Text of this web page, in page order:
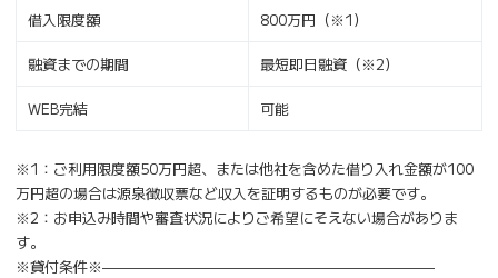
借入限度額 800万円（※1）
融資までの期間 最短即日融資（※2）
WEB完結 可能
※1：ご利用限度額50万円超、または他社を含めた借り入れ金額が100
万円超の場合は源泉徴収票など収入を証明するものが必要です。
※2：お申込み時間や審査状況によりご希望にそえない場合がありま
す。
※貸付条件※———————————————————————